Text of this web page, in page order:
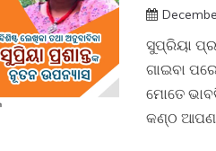
ସୁପ୍ରିୟା
ଗାଇବା
ମୋତେ
କଣ୍ଠ